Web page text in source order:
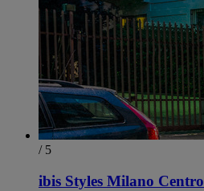
/ 5
ibis Styles Milano Centro